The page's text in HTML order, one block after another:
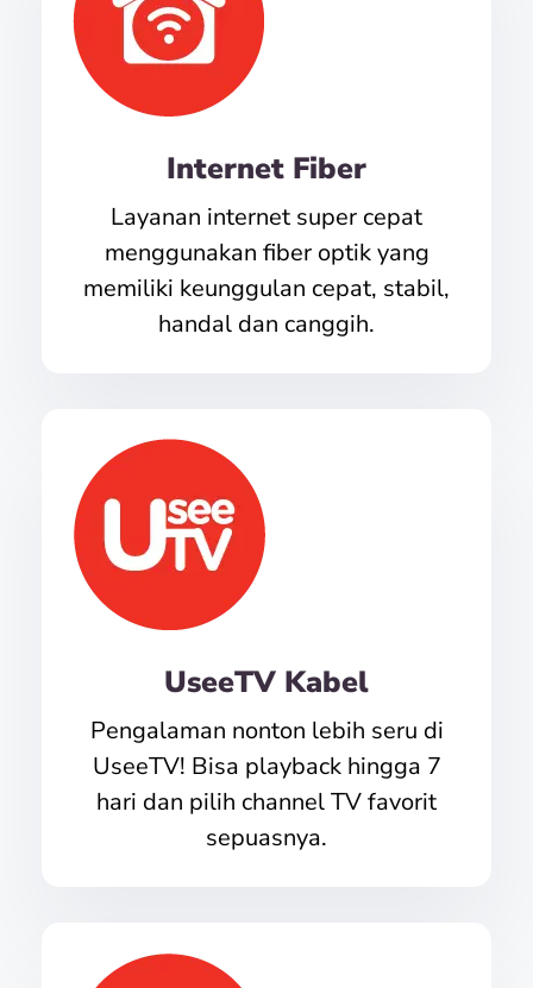
Internet Fiber
Layanan internet super cepat
menggunakan fiber optik yang
memiliki keunggulan cepat, stabil,
handal dan canggih.
UseeTV Kabel
Pengalaman nonton lebih seru di
UseeTV! Bisa playback hingga 7
hari dan pilih channel TV favorit
sepuasnya.